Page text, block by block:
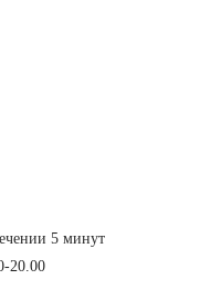
5 минут
20.00